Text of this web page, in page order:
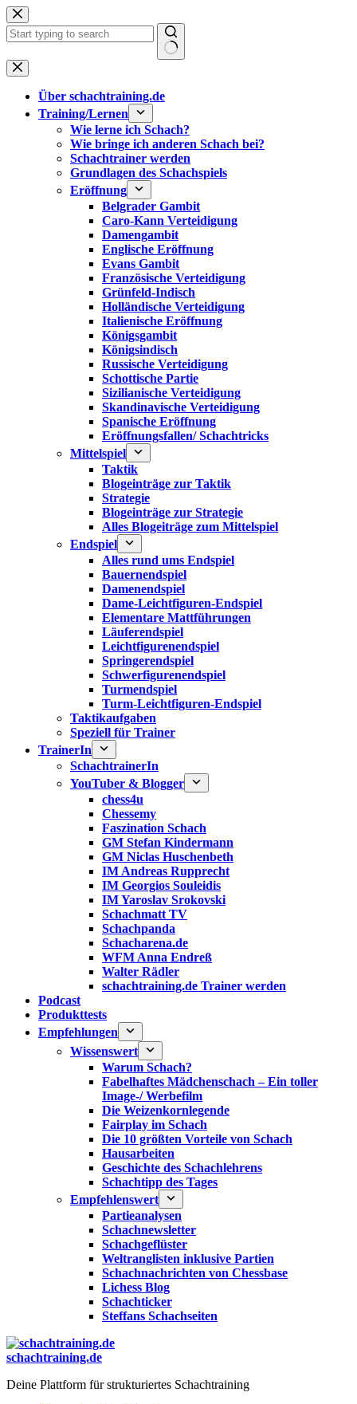
Zum
Inhalt
springen
Keine
Ergebnisse
Über schachtraining.de
Training/Lernen
Wie lerne ich Schach?
Wie bringe ich anderen Schach bei?
Schachtrainer werden
Grundlagen des Schachspiels
Eröffnung
Belgrader Gambit
Caro-Kann Verteidigung
Damengambit
Englische Eröffnung
Evans Gambit
Französische Verteidigung
Grünfeld-Indisch
Holländische Verteidigung
Italienische Eröffnung
Königsgambit
Königsindisch
Russische Verteidigung
Schottische Partie
Sizilianische Verteidigung
Skandinavische Verteidigung
Spanische Eröffnung
Eröffnungsfallen/ Schachtricks
Mittelspiel
Taktik
Blogeinträge zur Taktik
Strategie
Blogeinträge zur Strategie
Alles Blogeiträge zum Mittelspiel
Endspiel
Alles rund ums Endspiel
Bauernendspiel
Damenendspiel
Dame-Leichtfiguren-Endspiel
Elementare Mattführungen
Läuferendspiel
Leichtfigurenendspiel
Springerendspiel
Schwerfigurenendspiel
Turmendspiel
Turm-Leichtfiguren-Endspiel
Taktikaufgaben
Speziell für Trainer
TrainerIn
SchachtrainerIn
YouTuber & Blogger
chess4u
Chessemy
Faszination Schach
GM Stefan Kindermann
GM Niclas Huschenbeth
IM Andreas Rupprecht
IM Georgios Souleidis
IM Yaroslav Srokovski
Schachmatt TV
Schachpanda
Schacharena.de
WFM Anna Endreß
Walter Rädler
schachtraining.de Trainer werden
Podcast
Produkttests
Empfehlungen
Wissenswert
Warum Schach?
Fabelhaftes Mädchenschach – Ein toller
Image-/ Werbefilm
Die Weizenkornlegende
Fairplay im Schach
Die 10 größten Vorteile von Schach‎
Hausarbeiten
Geschichte des Schachlehrens
Schachtipp des Tages
Empfehlenswert
Partieanalysen
Schachnewsletter
Schachgeflüster
Weltranglisten inklusive Partien
Schachnachrichten von Chessbase
Lichess Blog
Schachticker
Steffans Schachseiten
schachtraining.de
Deine Plattform für strukturiertes Schachtraining